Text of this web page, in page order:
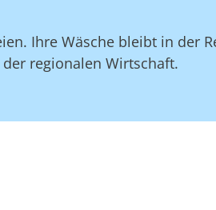
Ihre Wäsche bleibt in der
regionalen Wirtschaft.